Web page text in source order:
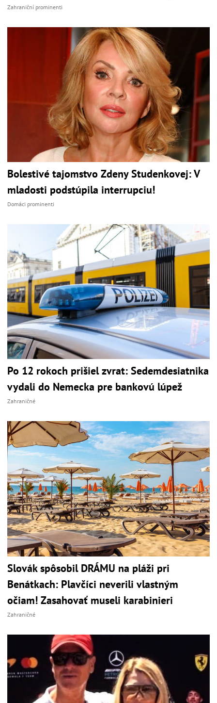
Zahraniční prominenti
Bolestivé tajomstvo Zdeny Studenkovej: V
mladosti podstúpila interrupciu!
Domáci prominenti
Po 12 rokoch prišiel zvrat: Sedemdesiatnika
vydali do Nemecka pre bankovú lúpež
Zahraničné
Slovák spôsobil DRÁMU na pláži pri
Benátkach: Plavčíci neverili vlastným
očiam! Zasahovať museli karabinieri
Zahraničné